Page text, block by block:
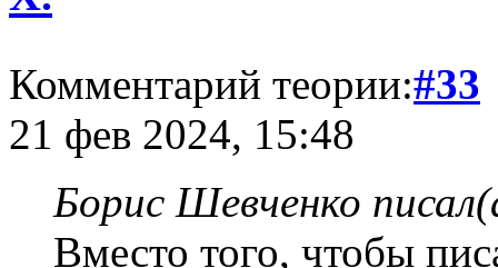
Комментарий теории:#33
21 фев 2024, 15:48
Борис Шевченко
Вместо того, чтобы